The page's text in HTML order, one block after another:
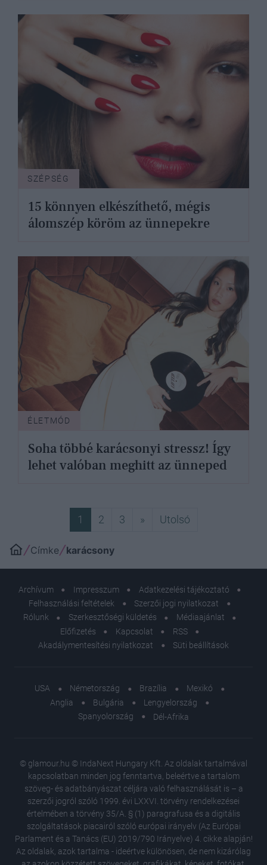
SZÉPSÉG
15 könnyen elkészíthető, mégis
álomszép köröm az ünnepekre
ÉLETMÓD
Soha többé karácsonyi stressz! Így
lehet valóban meghitt az ünneped
1 2 3 »Következő
UtolsóUtolsó
Címke karácsony
Archívum Impresszum
Adatkezelési tájékoztató
Felhasználási feltételek
Szerzői jogi nyilatkozat
Rólunk
Szerkesztőségi küldetés
Médiaajánlat
Előfizetés
Kapcsolat
RSS
Akadálymentesítési nyilatkozat
Süti beállítások
USA Németország Brazília
Mexikó
Anglia
Bulgária
Lengyelország
Spanyolország
Dél-Afrika
© glamour.hu © IndaNext Hungary Kft. Az oldalak tartalmával
kapcsolatban minden jog fenntartva, beleértve a tartalom
szöveg- és adatbányászat céljára való felhasználását is – a
szerzői jogról szóló 1999. évi LXXVI. törvény rendelkezései
értelmében a törvény 35/A. § (1) paragrafusa és a digitális
szolgáltatások piacairól szóló európai irányelv (Az Európai
Parlament és a Tanács (EU) 2019/790 Irányelve) 4. cikke alapján!
Az oldalak, azok tartalma - ideértve különösen, de nem kizárólag